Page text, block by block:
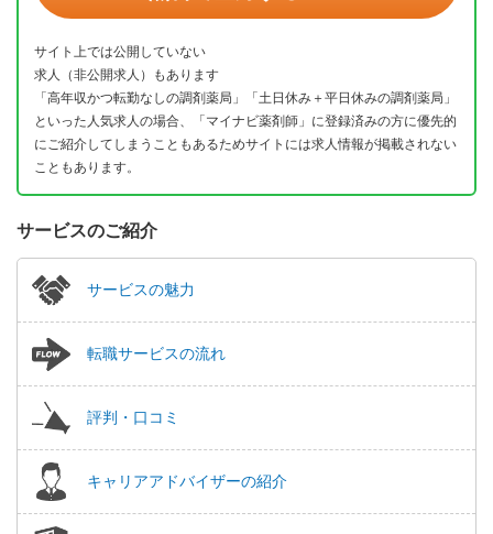
サイト上では公開していない
求人（非公開求人）もあります
「高年収かつ転勤なしの調剤薬局」「土日休み＋平日休みの調剤薬局」
といった人気求人の場合、「マイナビ薬剤師」に登録済みの方に優先的
にご紹介してしまうこともあるためサイトには求人情報が掲載されない
こともあります。
サービスのご紹介
サービスの魅力
転職サービスの流れ
評判・口コミ
キャリアアドバイザーの紹介